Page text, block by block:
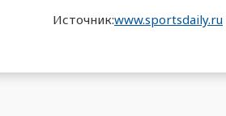
Источник:www.sportsdaily.ru